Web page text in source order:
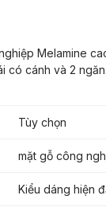
Melamine
có cánh và 2
Tùy chọn
mặt gỗ công
Kiểu dáng hiện